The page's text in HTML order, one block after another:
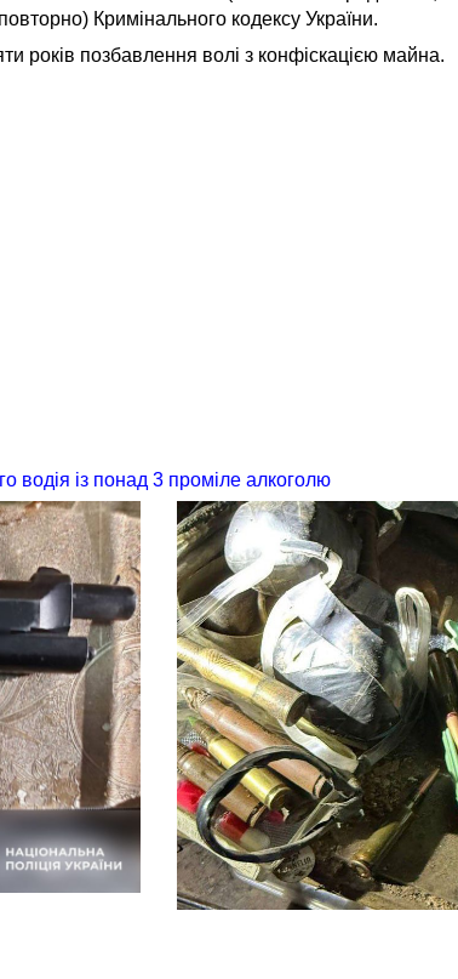
Кримінального кодексу України.
років позбавлення волі з конфіскацією майна.
водія із понад 3 проміле алкоголю